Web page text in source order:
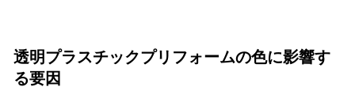
透明プラスチックプリフォームの色に影響す
る要因